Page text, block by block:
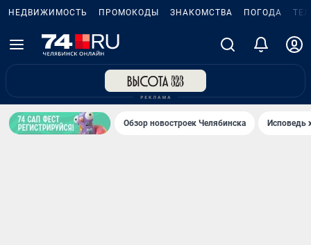
НЕДВИЖИМОСТЬ ПРОМОКОДЫ ЗНАКОМСТВА ПОГОДА
Обзор новостроек Челябинска Исповедь